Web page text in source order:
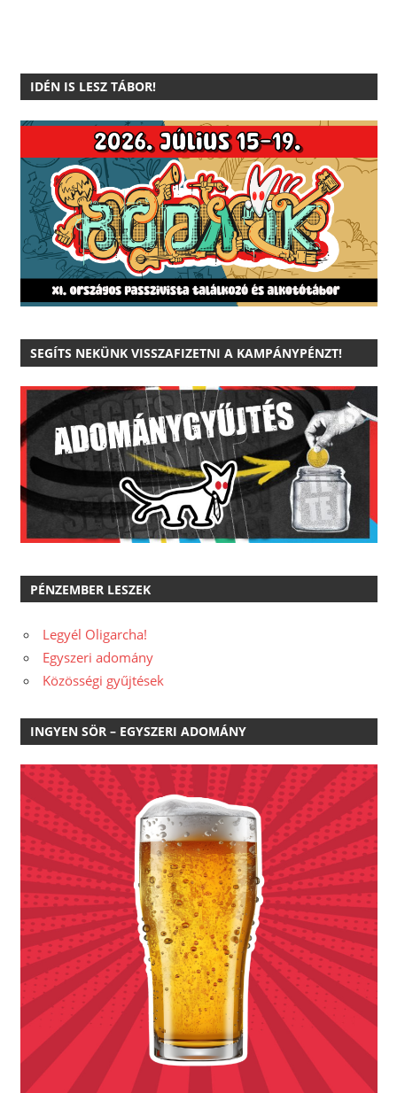
IDÉN IS LESZ TÁBOR!
SEGÍTS NEKÜNK VISSZAFIZETNI A KAMPÁNYPÉNZT!
PÉNZEMBER LESZEK
Legyél Oligarcha!
Egyszeri adomány
Közösségi gyűjtések
INGYEN SÖR – EGYSZERI ADOMÁNY